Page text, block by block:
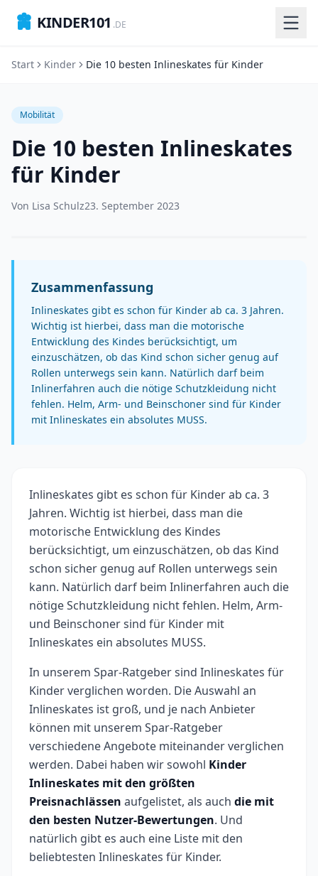
KINDER101 .DE
Start Kinder Die 10 besten Inlineskates für Kinder
Mobilität
Die 10 besten Inlineskates
für Kinder
Von Lisa Schulz23. September 2023
Zusammenfassung
Inlineskates gibt es schon für Kinder ab ca. 3 Jahren.
Wichtig ist hierbei, dass man die motorische
Entwicklung des Kindes berücksichtigt, um
einzuschätzen, ob das Kind schon sicher genug auf
Rollen unterwegs sein kann. Natürlich darf beim
Inlinerfahren auch die nötige Schutzkleidung nicht
fehlen. Helm, Arm- und Beinschoner sind für Kinder
mit Inlineskates ein absolutes MUSS.
Inlineskates gibt es schon für Kinder ab ca. 3
Jahren. Wichtig ist hierbei, dass man die
motorische Entwicklung des Kindes
berücksichtigt, um einzuschätzen, ob das Kind
schon sicher genug auf Rollen unterwegs sein
kann. Natürlich darf beim Inlinerfahren auch die
nötige Schutzkleidung nicht fehlen. Helm, Arm-
und Beinschoner sind für Kinder mit
Inlineskates ein absolutes MUSS.
In unserem Spar-Ratgeber sind Inlineskates für
Kinder verglichen worden. Die Auswahl an
Inlineskates ist groß, und je nach Anbieter
können mit unserem Spar-Ratgeber
verschiedene Angebote miteinander verglichen
werden. Dabei haben wir sowohl Kinder
Inlineskates mit den größten
Preisnachlässen aufgelistet, als auch die mit
den besten Nutzer-Bewertungen. Und
natürlich gibt es auch eine Liste mit den
beliebtesten Inlineskates für Kinder.